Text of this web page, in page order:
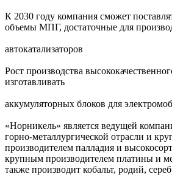
К 2030 году компания сможет
объемы МПГ, достаточные для
автокатализаторов
Рост производства
изготавливать
аккумуляторных блоков для
«Норникель» является ведущей
горно-металлургической отрасли и
производителем палладия и
крупным производителем платины и
также производит кобальт, родий,